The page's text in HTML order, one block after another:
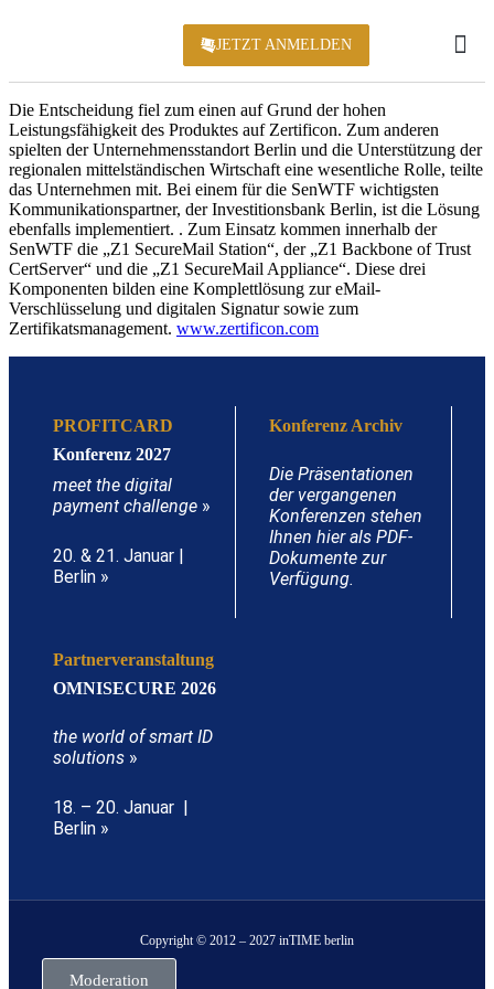
JETZT ANMELDEN
Die Entscheidung fiel zum einen auf Grund der hohen
Leistungsfähigkeit des Produktes auf Zertificon. Zum anderen
spielten der Unternehmensstandort Berlin und die Unterstützung der
regionalen mittelständischen Wirtschaft eine wesentliche Rolle, teilte
das Unternehmen mit. Bei einem für die SenWTF wichtigsten
Kommunikationspartner, der Investitionsbank Berlin, ist die Lösung
ebenfalls implementiert. . Zum Einsatz kommen innerhalb der
SenWTF die „Z1 SecureMail Station“, der „Z1 Backbone of Trust
CertServer“ und die „Z1 SecureMail Appliance“. Diese drei
Komponenten bilden eine Komplettlösung zur eMail-
Verschlüsselung und digitalen Signatur sowie zum
Zertifikatsmanagement. www.zertificon.com
PROFITCARD
Konferenz 2027
meet the digital
payment challenge »
20. & 21. Januar |
Berlin »
Konferenz Archiv
Die Präsentationen
der vergangenen
Konferenzen stehen
Ihnen hier als PDF-
Dokumente zur
Verfügung.
Partnerveranstaltung
OMNISECURE 2026
the world of smart ID
solutions »
18. – 20. Januar |
Berlin »
Copyright © 2012 – 2027 inTIME berlin
Moderation